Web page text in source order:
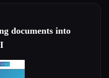
documents into